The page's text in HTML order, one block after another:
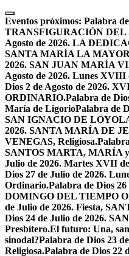
Skip
to
content
Eventos próximos: Palabra
TRANSFIGURACIÓN DEL
Agosto de 2026. LA
SANTA MARÍA LA
2026. SAN JUAN MARÍA
Agosto de 2026. Lunes
Dios 2 de Agosto de 2026.
ORDINARIO.Palabra de
María de LigorioPalabra de
SAN IGNACIO DE
2026. SANTA MARÍA DE
VENEGAS, Religiosa.
SANTOS MARTA, MARÍA
Julio de 2026. Martes XVII
Dios 27 de Julio de 2026.
Ordinario.Palabra de Dios
DOMINGO DEL TIEMPO
de Julio de 2026. Fiesta,
Dios 24 de Julio de 2026.
Presbítero.El futuro: Una,
sinodal?Palabra de Dios 23
Religiosa.Palabra de Dios 22